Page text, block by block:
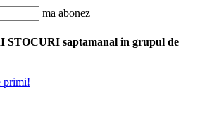
ma abonez
saptamanal in grupul de
primi!